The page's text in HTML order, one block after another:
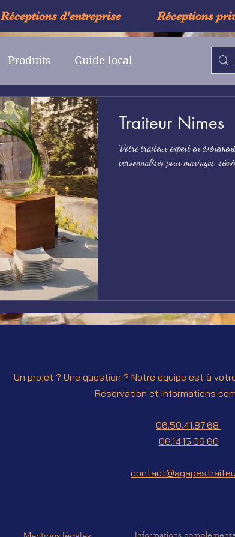
Réceptions d'entreprise Réceptions
Produits Guide local
Traiteur Nimes
Votre traiteur expert en
personnalisés pour mariages,
Un projet ? Une question ? Notre équipe est à
Réservation et informations
06.50.41.87.68
06.14.15.09.60
Informations